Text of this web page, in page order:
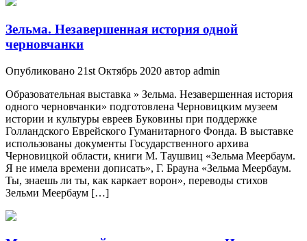
Зельма. Незавершенная история одной
черновчанки
Опубликовано 21st Октябрь 2020 автор admin
Образовательная выставка » Зельма. Незавершенная история
одного черновчанки» подготовлена Черновицким музеем
истории и культуры евреев Буковины при поддержке
Голландского Еврейского Гуманитарного Фонда. В выставке
использованы документы Государственного архива
Черновицкой области, книги М. Таушвиц «Зельма Меербаум.
Я не имела времени дописать», Г. Брауна «Зельма Меербаум.
Ты, знаешь ли ты, как каркает ворон», переводы стихов
Зельми Меербаум […]